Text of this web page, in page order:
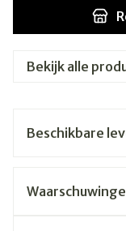
Bekijk alle
Beschikbare